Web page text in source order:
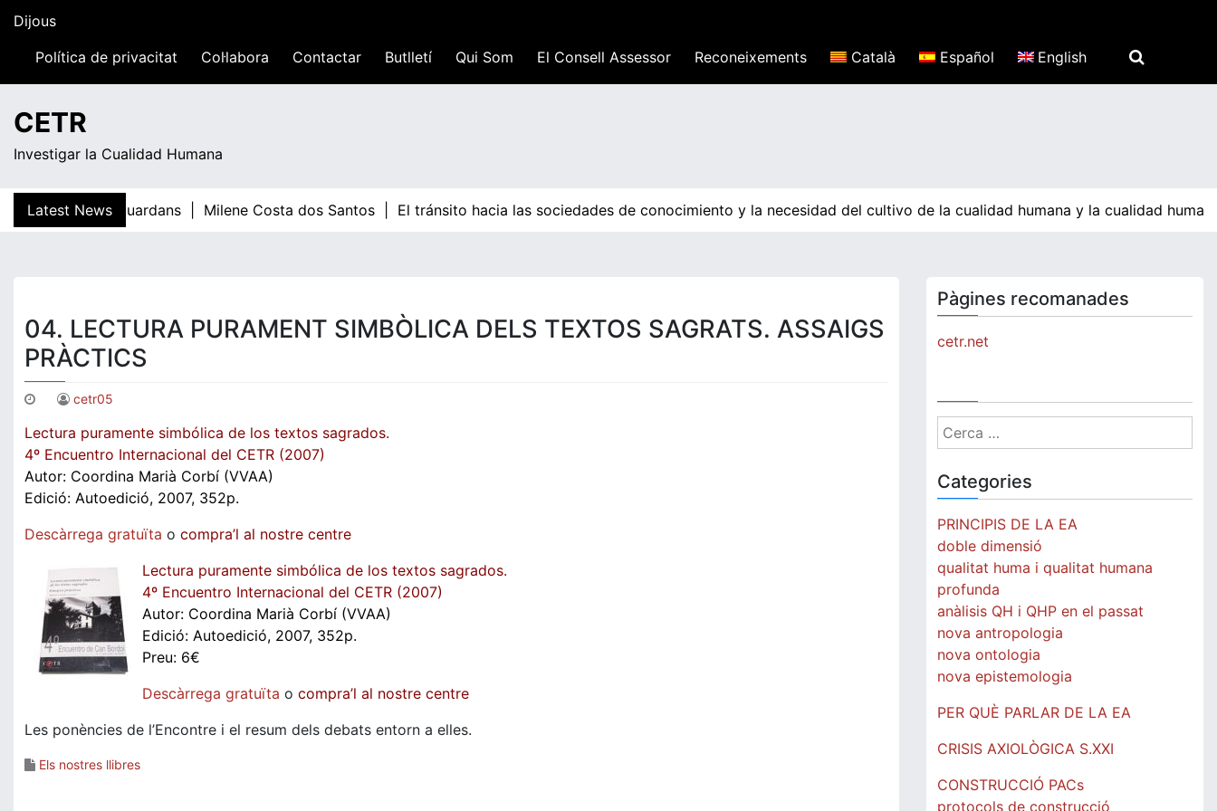
content
Dijous
00:43Política de privacitat Col·labora Contactar Butlletí Qui Som El Consell Assessor Reconeixements Català Español English
CETR
Investigar la Cualidad Humana
Latest News
Teresa Guardans | Milene Costa dos Santos | El tránsito hacia las sociedades de conocimiento y la necesidad del cultivo de la cualidad humana y la cualidad
04. LECTURA PURAMENT SIMBÒLICA DELS TEXTOS SAGRATS. ASSAIGS
PRÀCTICS
cetr05
Lectura puramente simbólica de los textos sagrados.
4º Encuentro Internacional del CETR (2007)
Autor: Coordina Marià Corbí (VVAA)
Edició: Autoedició, 2007, 352p.
Descàrrega gratuïta o compra’l al nostre centre
Lectura puramente simbólica de los textos sagrados.
4º Encuentro Internacional del CETR (2007)
Autor: Coordina Marià Corbí (VVAA)
Edició: Autoedició, 2007, 352p.
Preu: 6€
Descàrrega gratuïta o compra’l al nostre centre
Les ponències de l’Encontre i el resum dels debats entorn a elles.
Els nostres llibres
Pàgines recomanades
cetr.net
Cerca:
Categories
PRINCIPIS DE LA EA
doble dimensió
qualitat huma i qualitat humana
profunda
anàlisis QH i QHP en el passat
nova antropologia
nova ontologia
nova epistemologia
PER QUÈ PARLAR DE LA EA
CRISIS AXIOLÒGICA S.XXI
CONSTRUCCIÓ PACs
protocols de construcció